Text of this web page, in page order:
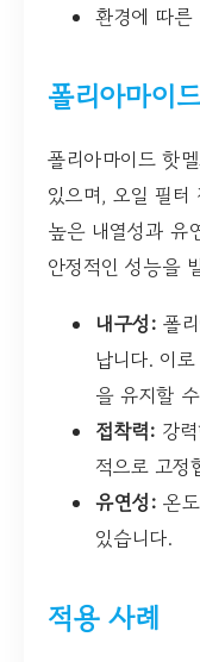
환경에 따른
폴리아마이
폴리아마이드 핫
있으며, 오일 필터
높은 내열성과 유
안정적인 성능을
내구성: 폴
납니다. 이
을 유지할
접착력: 강
적으로 고정
유연성: 온
있습니다.
적용 사례